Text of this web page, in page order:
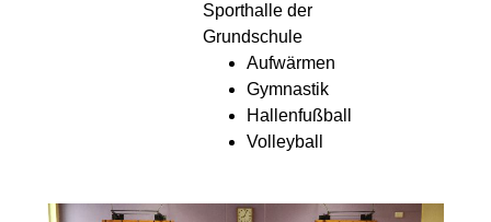
Sporthalle der
Grundschule
Aufwärmen
Gymnastik
Hallenfußball
Volleyball